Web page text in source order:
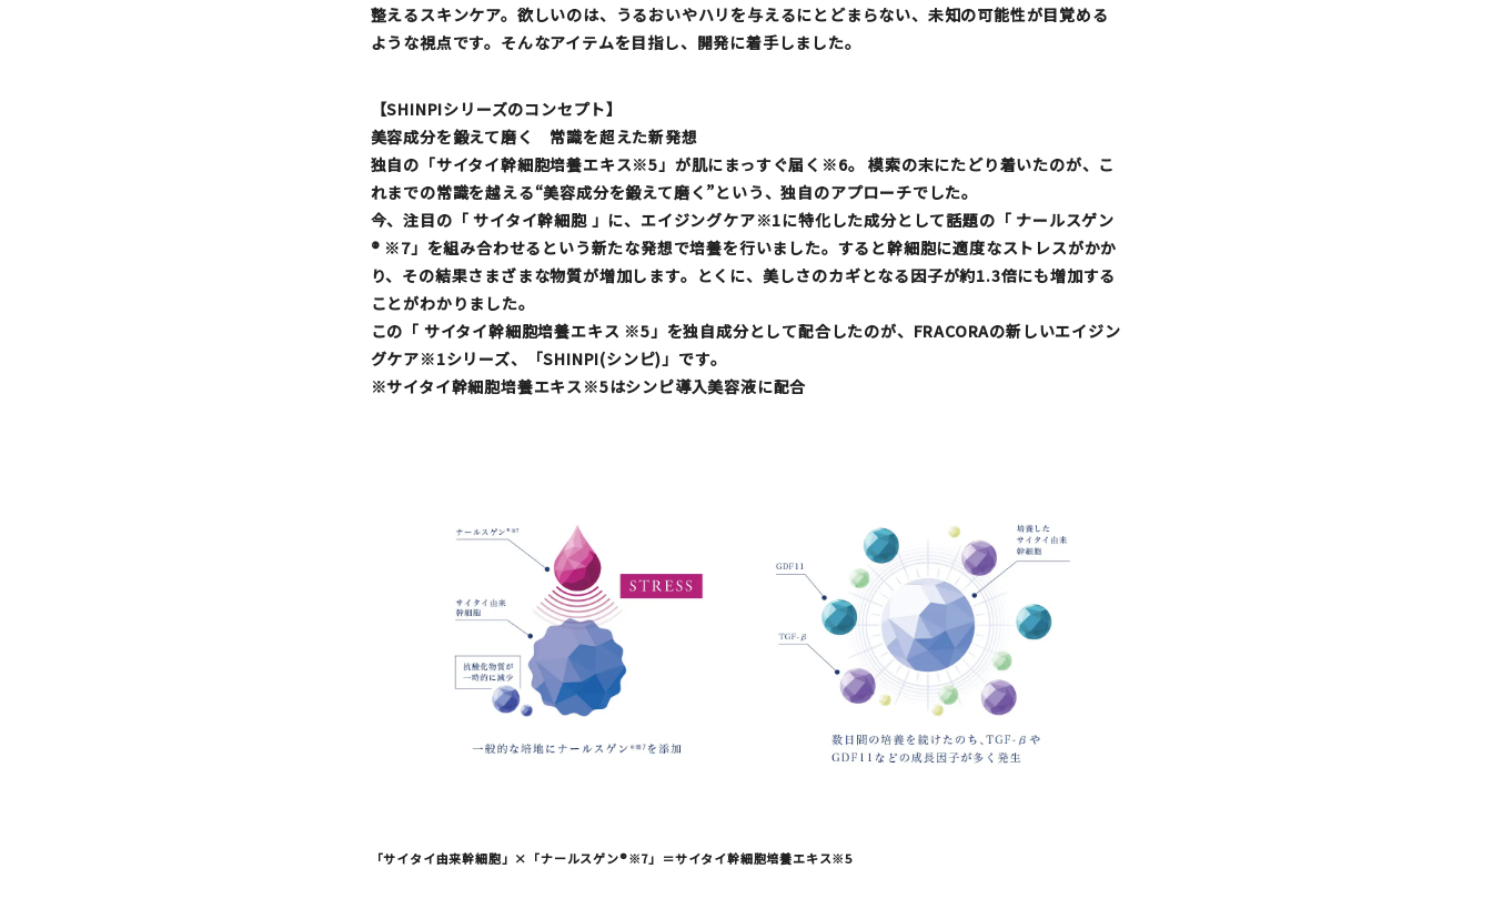
整えるスキンケア。欲しいのは、うるおいやハリを与えるにとどまらない、未知の可能性が目覚める
ような視点です。そんなアイテムを目指し、開発に着手しました。
【SHINPIシリーズのコンセプト】
美容成分を鍛えて磨く 常識を超えた新発想
独自の「サイタイ幹細胞培養エキス※5」が肌にまっすぐ届く※6。 模索の末にたどり着いたのが、こ
れまでの常識を越える“美容成分を鍛えて磨く”という、独自のアプローチでした。
今、注目の「サイタイ幹細胞」に、エイジングケア※1に特化した成分として話題の「 ナールスゲン
® ※7」を組み合わせるという新たな発想で培養を行いました。すると幹細胞に適度なストレスがかか
り、その結果さまざまな物質が増加します。とくに、美しさのカギとなる因子が約1.3倍にも増加する
ことがわかりました。
この「 サイタイ幹細胞培養エキス ※5」を独自成分として配合したのが、FRACORAの新しいエイジン
グケア※1シリーズ、「SHINPI(シンピ)」です。
※サイタイ幹細胞培養エキス※5はシンピ導入美容液に配合
「サイタイ由来幹細胞」×「ナールスゲン®️※7」＝サイタイ幹細胞培養エキス※5